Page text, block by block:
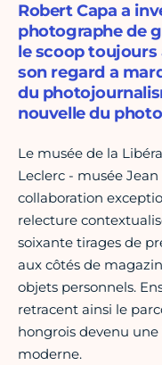
Robert Capa a
photographe de
le scoop toujours
son regard a
du
nouvelle du
Le musée de la
Leclerc - musée
collaboration
relecture
soixante tirages de
aux côtés de
objets personnels.
retracent ainsi le
hongrois devenu
moderne.